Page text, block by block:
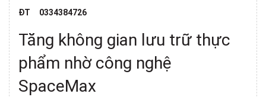
ĐT 0334384726
Tăng không gian lưu trữ thực
phẩm nhờ công nghệ
SpaceMax